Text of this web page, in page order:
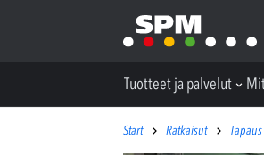
Tuotteet ja palvelut
Start Ratkaisut Tapaus